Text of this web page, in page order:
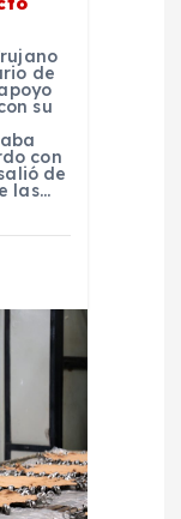
de
su
con
de
las…